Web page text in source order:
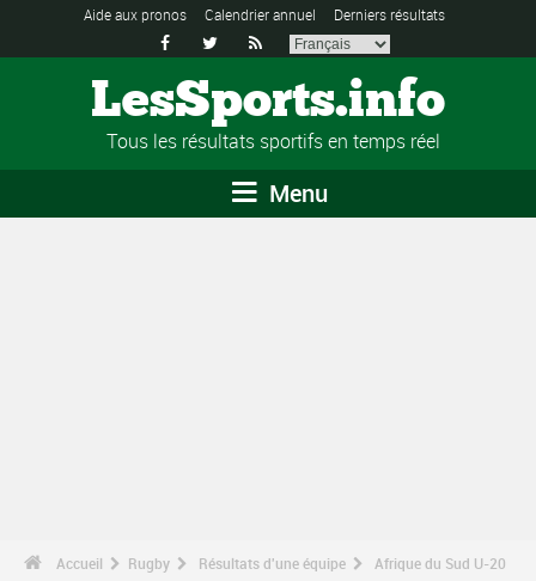
Aide aux pronos Calendrier annuel Derniers résultats
  
LesSports.info
Tous les résultats sportifs en temps réel
Menu
Accueil Rugby Résultats d'une équipe Afrique du Sud U-20